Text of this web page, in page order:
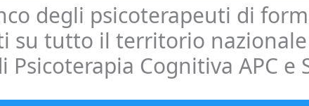
degli psicoterapeuti di
su tutto il territorio
Cognitiva APC e